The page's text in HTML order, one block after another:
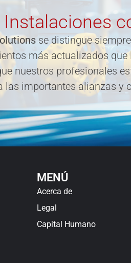
Instalaciones
se distingue
más actualizados
nuestros profesionales
las importantes alianzas y
MENÚ
Acerca de
Legal
Capital Humano